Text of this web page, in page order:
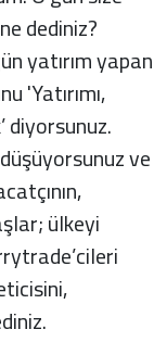
dediniz?
yatırım yapan
'Yatırımı,
diyorsunuz.
ve
ülkeyi